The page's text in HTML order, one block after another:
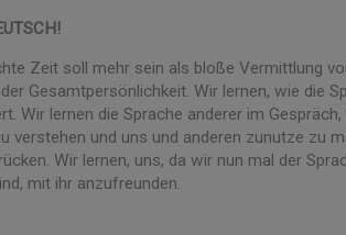
Zeit soll mehr sein als bloße Vermittlung
Gesamtpersönlichkeit. Wir lernen, wie die
Wir lernen die Sprache anderer im
verstehen und uns und anderen zunutze zu
Wir lernen, uns, da wir nun mal der
mit ihr anzufreunden.